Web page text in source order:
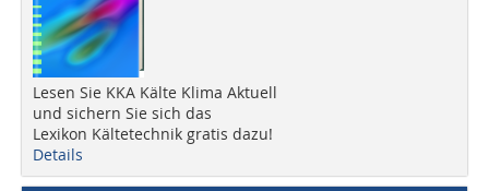
Lesen Sie KKA Kälte Klima Aktuell
und sichern Sie sich das
Lexikon Kältetechnik gratis dazu!
Details